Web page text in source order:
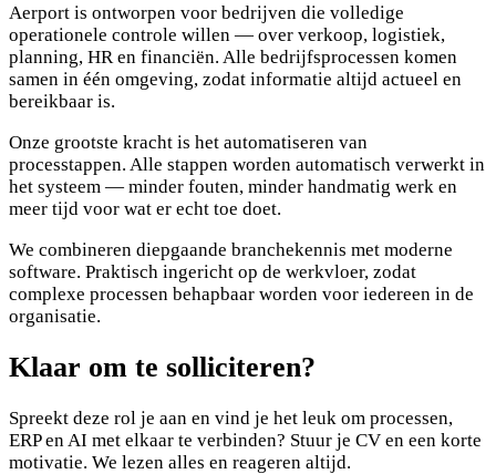
Aerport is ontworpen voor bedrijven die volledige
operationele controle willen — over verkoop, logistiek,
planning, HR en financiën. Alle bedrijfsprocessen komen
samen in één omgeving, zodat informatie altijd actueel en
bereikbaar is.
Onze grootste kracht is het automatiseren van
processtappen. Alle stappen worden automatisch verwerkt in
het systeem — minder fouten, minder handmatig werk en
meer tijd voor wat er echt toe doet.
We combineren diepgaande branchekennis met moderne
software. Praktisch ingericht op de werkvloer, zodat
complexe processen behapbaar worden voor iedereen in de
organisatie.
Klaar om te solliciteren?
Spreekt deze rol je aan en vind je het leuk om processen,
ERP en AI met elkaar te verbinden? Stuur je CV en een korte
motivatie. We lezen alles en reageren altijd.